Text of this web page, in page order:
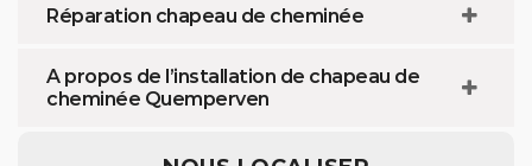
Réparation chapeau de cheminée
A propos de l’installation de chapeau de
cheminée Quemperven